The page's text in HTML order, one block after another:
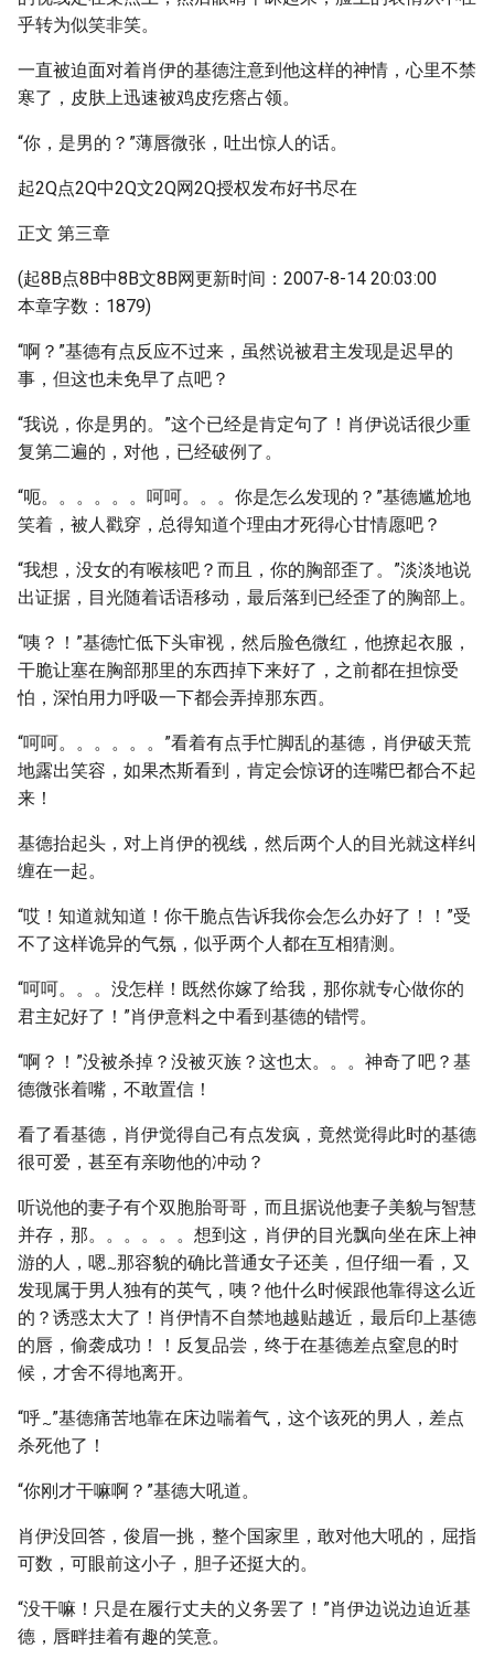
乎转为似笑非笑。
一直被迫面对着肖伊的基德注意到他这样的神情，心里不禁
寒了，皮肤上迅速被鸡皮疙瘩占领。
“你，是男的？”薄唇微张，吐出惊人的话。
起2Q点2Q中2Q文2Q网2Q授权发布好书尽在
正文 第三章
(起8B点8B中8B文8B网更新时间：2007-8-14 20:03:00
本章字数：1879)
“啊？”基德有点反应不过来，虽然说被君主发现是迟早的
事，但这也未免早了点吧？
“我说，你是男的。”这个已经是肯定句了！肖伊说话很少重
复第二遍的，对他，已经破例了。
“呃。。。。。。呵呵。。。你是怎么发现的？”基德尴尬地
笑着，被人戳穿，总得知道个理由才死得心甘情愿吧？
“我想，没女的有喉核吧？而且，你的胸部歪了。”淡淡地说
出证据，目光随着话语移动，最后落到已经歪了的胸部上。
“咦？！”基德忙低下头审视，然后脸色微红，他撩起衣服，
干脆让塞在胸部那里的东西掉下来好了，之前都在担惊受
怕，深怕用力呼吸一下都会弄掉那东西。
“呵呵。。。。。。”看着有点手忙脚乱的基德，肖伊破天荒
地露出笑容，如果杰斯看到，肯定会惊讶的连嘴巴都合不起
来！
基德抬起头，对上肖伊的视线，然后两个人的目光就这样纠
缠在一起。
“哎！知道就知道！你干脆点告诉我你会怎么办好了！！”受
不了这样诡异的气氛，似乎两个人都在互相猜测。
“呵呵。。。没怎样！既然你嫁了给我，那你就专心做你的
君主妃好了！”肖伊意料之中看到基德的错愕。
“啊？！”没被杀掉？没被灭族？这也太。。。神奇了吧？基
德微张着嘴，不敢置信！
看了看基德，肖伊觉得自己有点发疯，竟然觉得此时的基德
很可爱，甚至有亲吻他的冲动？
听说他的妻子有个双胞胎哥哥，而且据说他妻子美貌与智慧
并存，那。。。。。。想到这，肖伊的目光飘向坐在床上神
游的人，嗯~那容貌的确比普通女子还美，但仔细一看，又
发现属于男人独有的英气，咦？他什么时候跟他靠得这么近
的？诱惑太大了！肖伊情不自禁地越贴越近，最后印上基德
的唇，偷袭成功！！反复品尝，终于在基德差点窒息的时
候，才舍不得地离开。
“呼~”基德痛苦地靠在床边喘着气，这个该死的男人，差点
杀死他了！
“你刚才干嘛啊？”基德大吼道。
肖伊没回答，俊眉一挑，整个国家里，敢对他大吼的，屈指
可数，可眼前这小子，胆子还挺大的。
“没干嘛！只是在履行丈夫的义务罢了！”肖伊边说边迫近基
德，唇畔挂着有趣的笑意。